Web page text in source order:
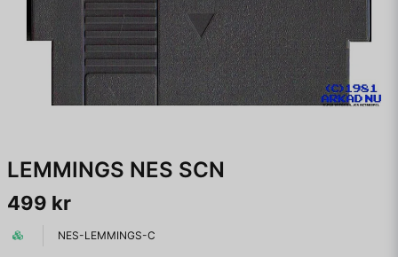
LEMMINGS NES SCN
499 kr
NES-LEMMINGS-C